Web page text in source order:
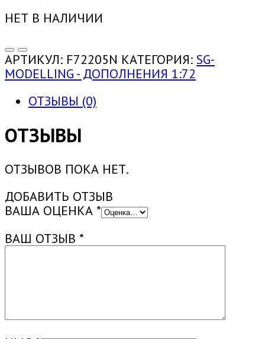
НЕТ В НАЛИЧИИ
АРТИКУЛ: F72205N КАТЕГОРИЯ: SG-
MODELLING - ДОПОЛНЕНИЯ 1:72
ОТЗЫВЫ (0)
ОТЗЫВЫ
ОТЗЫВОВ ПОКА НЕТ.
ДОБАВИТЬ ОТЗЫВ
ВАША ОЦЕНКА *
ВАШ ОТЗЫВ *